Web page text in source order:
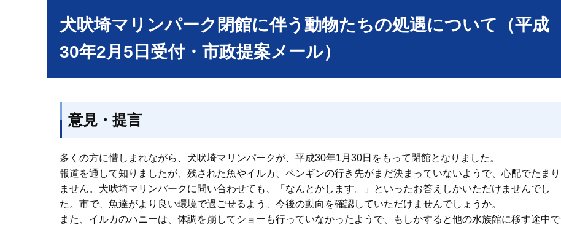
犬吠埼マリンパーク閉館に伴う動物たちの処遇について（平成
30年2月5日受付・市政提案メール）
意見・提言
多くの方に惜しまれながら、犬吠埼マリンパークが、平成30年1月30日をもって閉館となりました。
報道を通して知りましたが、残された魚やイルカ、ペンギンの行き先がまだ決まっていないようで、心配でたまり
ません。犬吠埼マリンパークに問い合わせても、「なんとかします。」といったお答えしかいただけませんでし
た。市で、魚達がより良い環境で過ごせるよう、今後の動向を確認していただけませんでしょうか。
また、イルカのハニーは、体調を崩してショーも行っていなかったようで、もしかすると他の水族館に移す途中で